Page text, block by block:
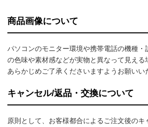
商品画像について
パソコンのモニター環境や携帯電話の機種・
の色味や素材感などが実物と異なって見える
あらかじめご了承くださいますようお願いい
キャンセル/返品・交換について
原則として、お客様都合によるご注文後の